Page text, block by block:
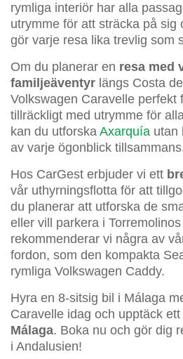
rymliga interiör har alla
utrymme för att sträcka på sig
gör varje resa lika trevlig som
Om du planerar en resa med
familjeäventyr längs Costa
Volkswagen Caravelle perfekt
tillräckligt med utrymme för
kan du utforska Axarquía utan
av varje ögonblick
Hos CarGest erbjuder vi ett
vår uthyrningsflotta för att
du planerar att utforska de
eller vill parkera i
rekommenderar vi några av
fordon, som den kompakta
rymliga Volkswagen Caddy.
Hyra en 8-sitsig bil i Málaga
Caravelle idag och upptäck ett
Málaga. Boka nu och gör dig
i Andalusien!